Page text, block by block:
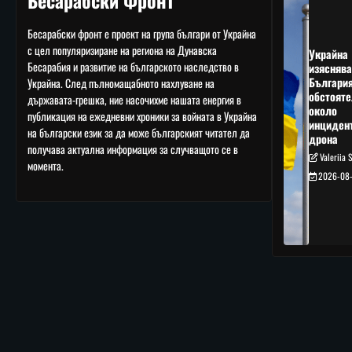
Бесарабски фронт е проект на група българи от Украйна
с цел популяризиране на региона на Дунавска
Бесарабия и развитие на българското наследство в
Украйна. След пълномащабното нахлуване на
държавата-грешка, ние насочихме нашата енергия в
публикация на ежедневни хроники за войната в Украйна
на български език за да може българският читател да
получава актуална информация за случващото се в
момента.
Украйна
около
дрона
Valeriia
2026-